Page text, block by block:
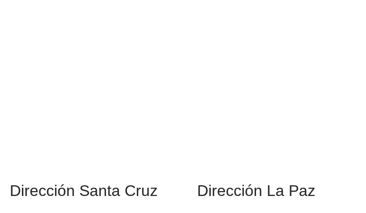
Dirección Santa Cruz Dirección La Paz